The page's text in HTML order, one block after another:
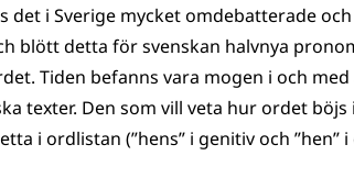
det i Sverige mycket omdebatterade
blött detta för svenskan halvnya
Tiden befanns vara mogen i och
texter. Den som vill veta hur ordet
i ordlistan (”hens” i genitiv och ”hen”